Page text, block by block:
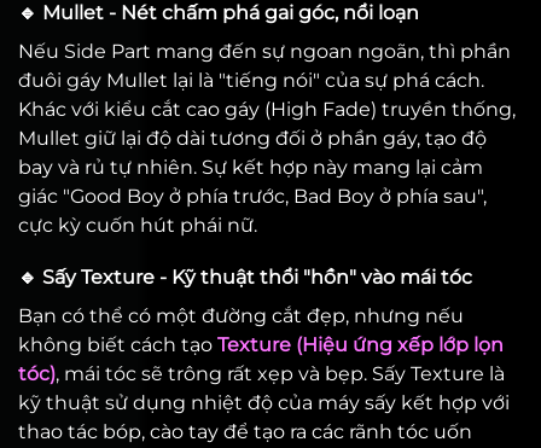
🔹 Mullet - Nét chấm phá gai góc, nổi loạn
Nếu Side Part mang đến sự ngoan ngoãn, thì phần
đuôi gáy Mullet lại là "tiếng nói" của sự phá cách.
Khác với kiểu cắt cao gáy (High Fade) truyền thống,
Mullet giữ lại độ dài tương đối ở phần gáy, tạo độ
bay và rủ tự nhiên. Sự kết hợp này mang lại cảm
giác "Good Boy ở phía trước, Bad Boy ở phía sau",
cực kỳ cuốn hút phái nữ.
🔹 Sấy Texture - Kỹ thuật thổi "hồn" vào mái tóc
Bạn có thể có một đường cắt đẹp, nhưng nếu
không biết cách tạo Texture (Hiệu ứng xếp lớp lọn
tóc), mái tóc sẽ trông rất xẹp và bẹp. Sấy Texture là
kỹ thuật sử dụng nhiệt độ của máy sấy kết hợp với
thao tác bóp, cào tay để tạo ra các rãnh tóc uốn